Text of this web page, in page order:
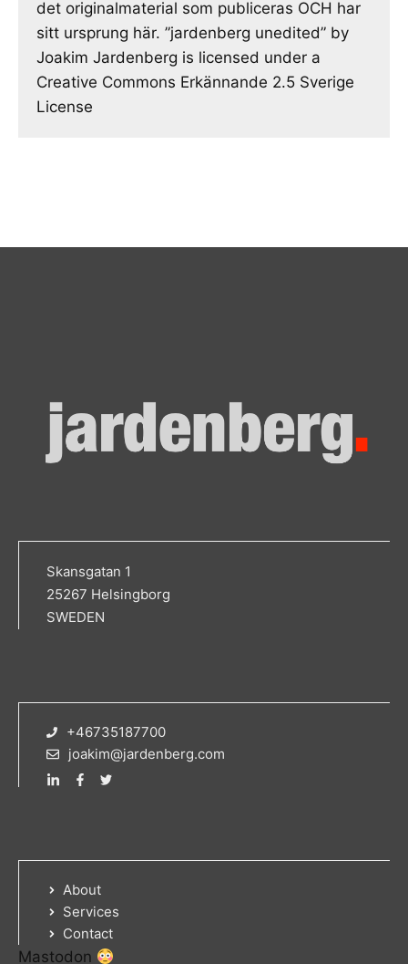
det originalmaterial som publiceras OCH har
sitt ursprung här. ”jardenberg unedited” by
Joakim Jardenberg is licensed under a
Creative Commons Erkännande 2.5 Sverige
License
Skansgatan 1
25267 Helsingborg
SWEDEN
+46735187700
joakim@jardenberg.com
About
Services
Contact
Mastodon